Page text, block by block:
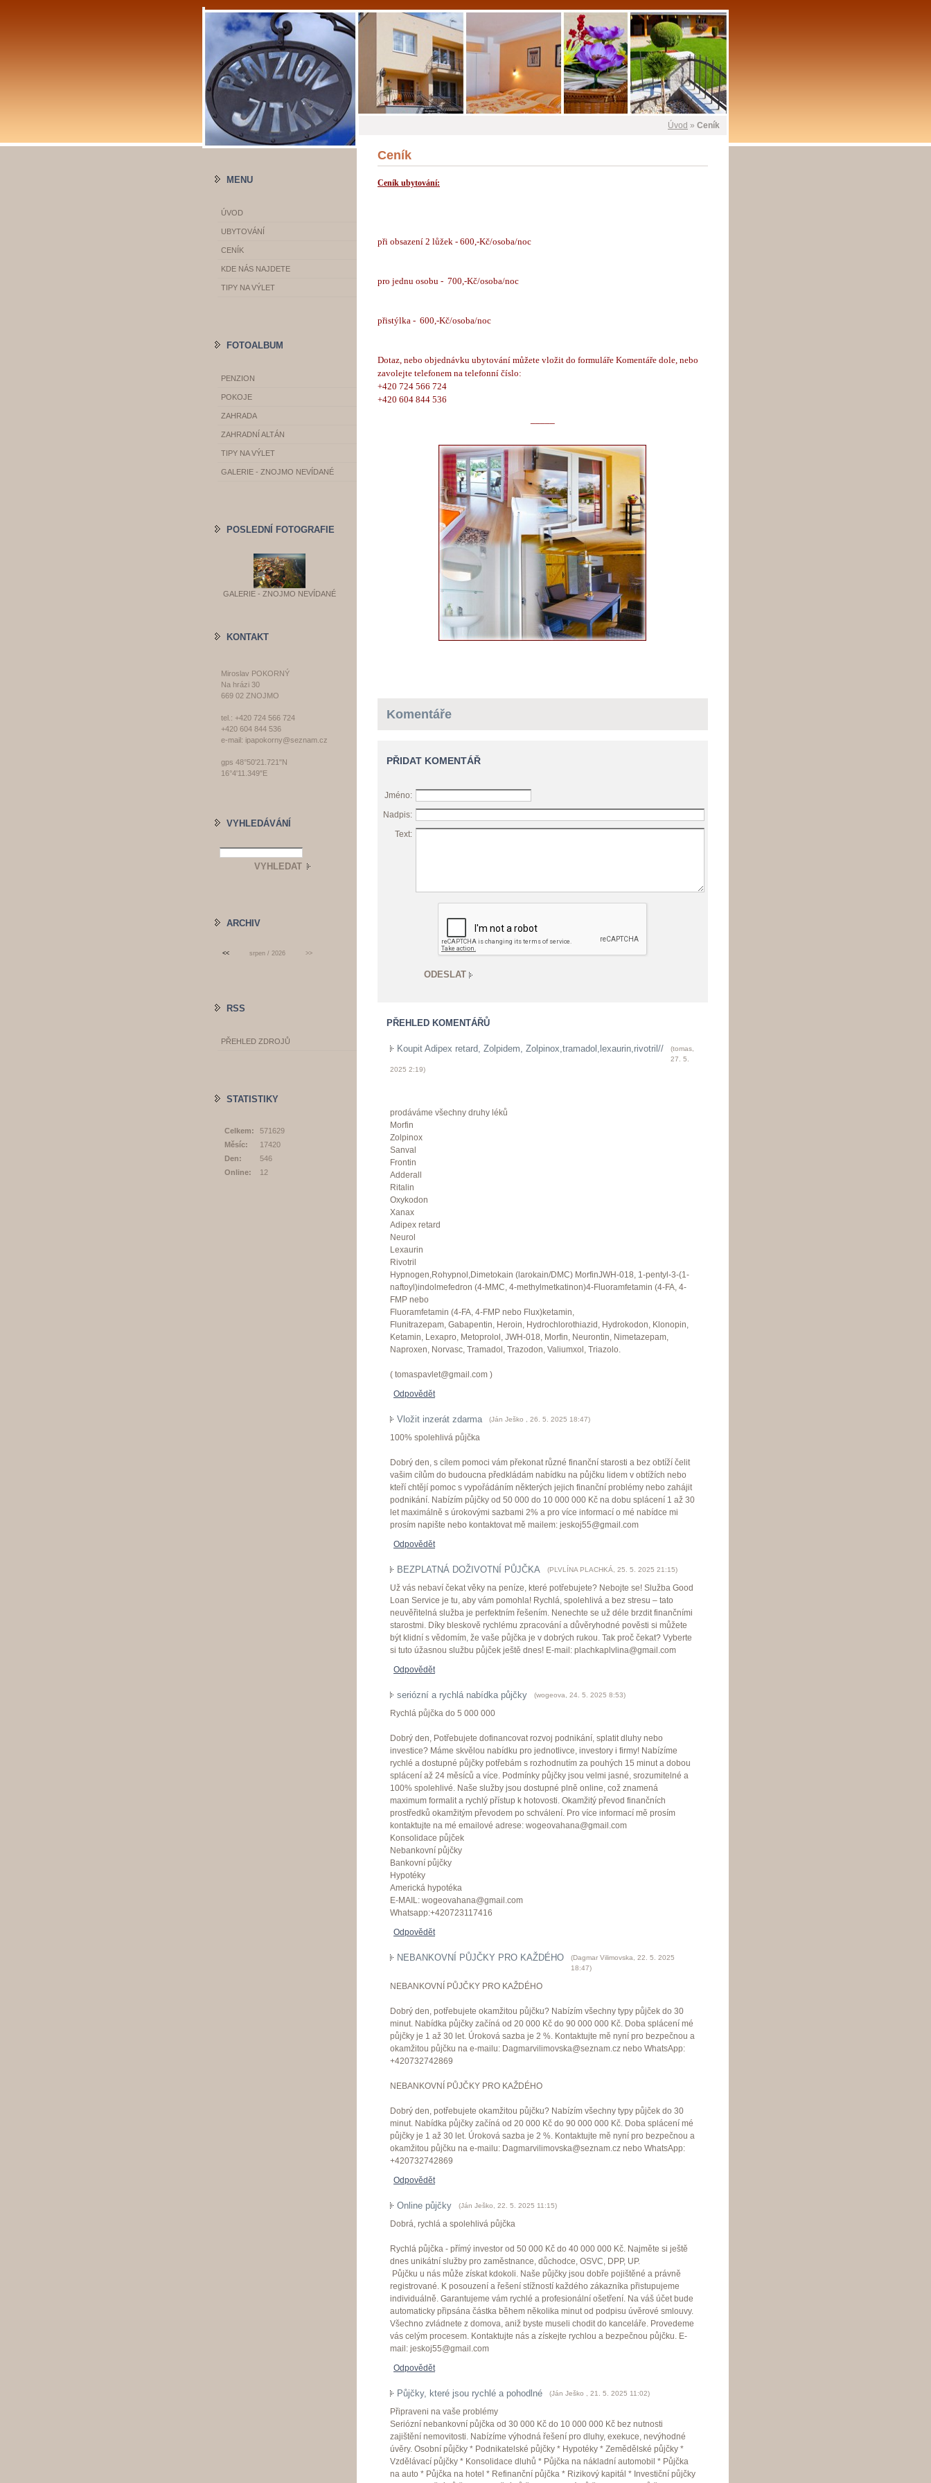
Úvod » Ceník
Ceník
Ceník ubytování:
při obsazení 2 lůžek - 600,-Kč/osoba/noc
pro jednu osobu - 700,-Kč/osoba/noc
přistýlka - 600,-Kč/osoba/noc
Dotaz, nebo objednávku ubytování můžete vložit do formuláře Komentáře dole, nebo
zavolejte telefonem na telefonní číslo:
+420 724 566 724
+420 604 844 536
Komentáře
PŘIDAT KOMENTÁŘ
Jméno:
Nadpis:
Text:
PŘEHLED KOMENTÁŘŮ
Koupit Adipex retard, Zolpidem, Zolpinox,tramadol,lexaurin,rivotril// (tomas
27. 5.
2025 2:19)
prodáváme všechny druhy léků
Morfin
Zolpinox
Sanval
Frontin
Adderall
Ritalin
Oxykodon
Xanax
Adipex retard
Neurol
Lexaurin
Rivotril
Hypnogen,Rohypnol,Dimetokain (larokain/DMC) MorfinJWH-018, 1-pentyl-3-(1-
naftoyl)indolmefedron (4-MMC, 4-methylmetkatinon)4-Fluoramfetamin (4-FA, 4-
FMP nebo
Fluoramfetamin (4-FA, 4-FMP nebo Flux)ketamin,
Flunitrazepam, Gabapentin, Heroin, Hydrochlorothiazid, Hydrokodon, Klonopin,
Ketamin, Lexapro, Metoprolol, JWH-018, Morfin, Neurontin, Nimetazepam,
Naproxen, Norvasc, Tramadol, Trazodon, Valiumxol, Triazolo.
( tomaspavlet@gmail.com )
Odpovědět
Vložit inzerát zdarma (Ján Ješko 26. 5. 2025 18:47)
100% spolehlivá půjčka
Dobrý den, s cílem pomoci vám překonat různé finanční starosti a bez obtíží čelit
vašim cílům do budoucna předkládám nabídku na půjčku lidem v obtížích nebo
kteří chtějí pomoc s vypořádáním některých jejich finanční problémy nebo zahájit
podnikání. Nabízím půjčky od 50 000 do 10 000 000 Kč na dobu splácení 1 až 30
let maximálně s úrokovými sazbami 2% a pro více informací o mé nabídce mi
prosím napište nebo kontaktovat mě mailem: jeskoj55@gmail.com
Odpovědět
BEZPLATNÁ DOŽIVOTNÍ PŮJČKA (PLVLÍNA PLACHKÁ 25. 5. 2025 21:15)
Už vás nebaví čekat věky na peníze, které potřebujete? Nebojte se! Služba Good
Loan Service je tu, aby vám pomohla! Rychlá, spolehlivá a bez stresu – tato
neuvěřitelná služba je perfektním řešením. Nenechte se už déle brzdit finančními
starostmi. Díky bleskově rychlému zpracování a důvěryhodné pověsti si můžete
být klidní s vědomím, že vaše půjčka je v dobrých rukou. Tak proč čekat? Vyberte
si tuto úžasnou službu půjček ještě dnes! E-mail: plachkaplvlina@gmail.com
Odpovědět
seriózní a rychlá nabídka půjčky (wogeova 24. 5. 2025 8:53)
Rychlá půjčka do 5 000 000
Dobrý den, Potřebujete dofinancovat rozvoj podnikání, splatit dluhy nebo
investice? Máme skvělou nabídku pro jednotlivce, investory i firmy! Nabízíme
rychlé a dostupné půjčky potřebám s rozhodnutím za pouhých 15 minut a dobou
splácení až 24 měsíců a více. Podmínky půjčky jsou velmi jasné, srozumitelné a
100% spolehlivé. Naše služby jsou dostupné plně online, což znamená
maximum formalit a rychlý přístup k hotovosti. Okamžitý převod finančních
prostředků okamžitým převodem po schválení. Pro více informací mě prosím
kontaktujte na mé emailové adrese: wogeovahana@gmail.com
Konsolidace půjček
Nebankovní půjčky
Bankovní půjčky
Hypotéky
Americká hypotéka
E-MAIL: wogeovahana@gmail.com
Whatsapp:+420723117416
Odpovědět
NEBANKOVNÍ PŮJČKY PRO KAŽDÉHO (Dagmar Vilimovska
22. 5. 2025
18:47)
NEBANKOVNÍ PŮJČKY PRO KAŽDÉHO
Dobrý den, potřebujete okamžitou půjčku? Nabízím všechny typy půjček do 30
minut. Nabídka půjčky začíná od 20 000 Kč do 90 000 000 Kč. Doba splácení mé
půjčky je 1 až 30 let. Úroková sazba je 2 %. Kontaktujte mě nyní pro bezpečnou a
okamžitou půjčku na e-mailu: Dagmarvilimovska@seznam.cz nebo WhatsApp:
+420732742869
NEBANKOVNÍ PŮJČKY PRO KAŽDÉHO
Dobrý den, potřebujete okamžitou půjčku? Nabízím všechny typy půjček do 30
minut. Nabídka půjčky začíná od 20 000 Kč do 90 000 000 Kč. Doba splácení mé
půjčky je 1 až 30 let. Úroková sazba je 2 %. Kontaktujte mě nyní pro bezpečnou a
okamžitou půjčku na e-mailu: Dagmarvilimovska@seznam.cz nebo WhatsApp:
+420732742869
Odpovědět
Online půjčky (Ján Ješko 22. 5. 2025 11:15)
Dobrá, rychlá a spolehlivá půjčka
Rychlá půjčka - přímý investor od 50 000 Kč do 40 000 000 Kč. Najměte si ještě
dnes unikátní služby pro zaměstnance, důchodce, OSVC, DPP, UP.
Půjčku u nás může získat kdokoli. Naše půjčky jsou dobře pojištěné a právně
registrované. K posouzení a řešení stížností každého zákazníka přistupujeme
individuálně. Garantujeme vám rychlé a profesionální ošetření. Na váš účet bude
automaticky připsána částka během několika minut od podpisu úvěrové smlouvy.
Všechno zvládnete z domova, aniž byste museli chodit do kanceláře. Provedeme
vás celým procesem. Kontaktujte nás a získejte rychlou a bezpečnou půjčku. E-
mail: jeskoj55@gmail.com
Odpovědět
Půjčky, které jsou rychlé a pohodlné (Ján Ješko 21. 5. 2025 11:02)
Připraveni na vaše problémy
Seriózní nebankovní půjčka od 30 000 Kč do 10 000 000 Kč bez nutnosti
zajištění nemovitosti. Nabízíme výhodná řešení pro dluhy, exekuce, nevýhodné
úvěry. Osobní půjčky * Podnikatelské půjčky * Hypotéky * Zemědělské půjčky *
Vzdělávací půjčky * Konsolidace dluhů * Půjčka na nákladní automobil * Půjčka
na auto * Půjčka na hotel * Refinanční půjčka * Rizikový kapitál * Investiční půjčky
MENU
ÚVOD
UBYTOVÁNÍ
CENÍK
KDE NÁS NAJDETE
TIPY NA VÝLET
FOTOALBUM
PENZION
POKOJE
ZAHRADA
ZAHRADNÍ ALTÁN
TIPY NA VÝLET
GALERIE - ZNOJMO NEVÍDANÉ
POSLEDNÍ FOTOGRAFIE
GALERIE - ZNOJMO NEVÍDANÉ
KONTAKT
Miroslav POKORNÝ
Na hrázi 30
669 02 ZNOJMO
tel.: +420 724 566 724
+420 604 844 536
e-mail: ipapokorny@seznam.cz
gps 48°50'21.721"N
16°4'11.349"E
VYHLEDÁVÁNÍ
ARCHIV
<< srpen / 2026 >>
RSS
PŘEHLED ZDROJŮ
STATISTIKY
Online: 12
Celkem:
571629
Měsíc:
17420
Den:
546